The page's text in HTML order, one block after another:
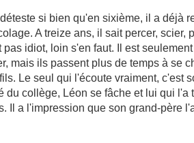
si bien qu'en sixième, il a déjà
A treize ans, il sait percer, scier,
pas idiot, loin s'en faut. Il est
mais ils passent plus de temps à se
Le seul qui l'écoute vraiment, c'est
du collège, Léon se fâche et lui qui l'a
Il a l'impression que son grand-père